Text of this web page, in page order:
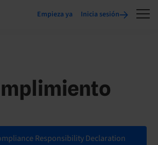
Empieza ya Inicia sesión
Responsibility Declaration